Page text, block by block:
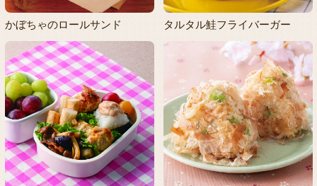
かぼちゃのロールサンド タルタル鮭フライバーガー